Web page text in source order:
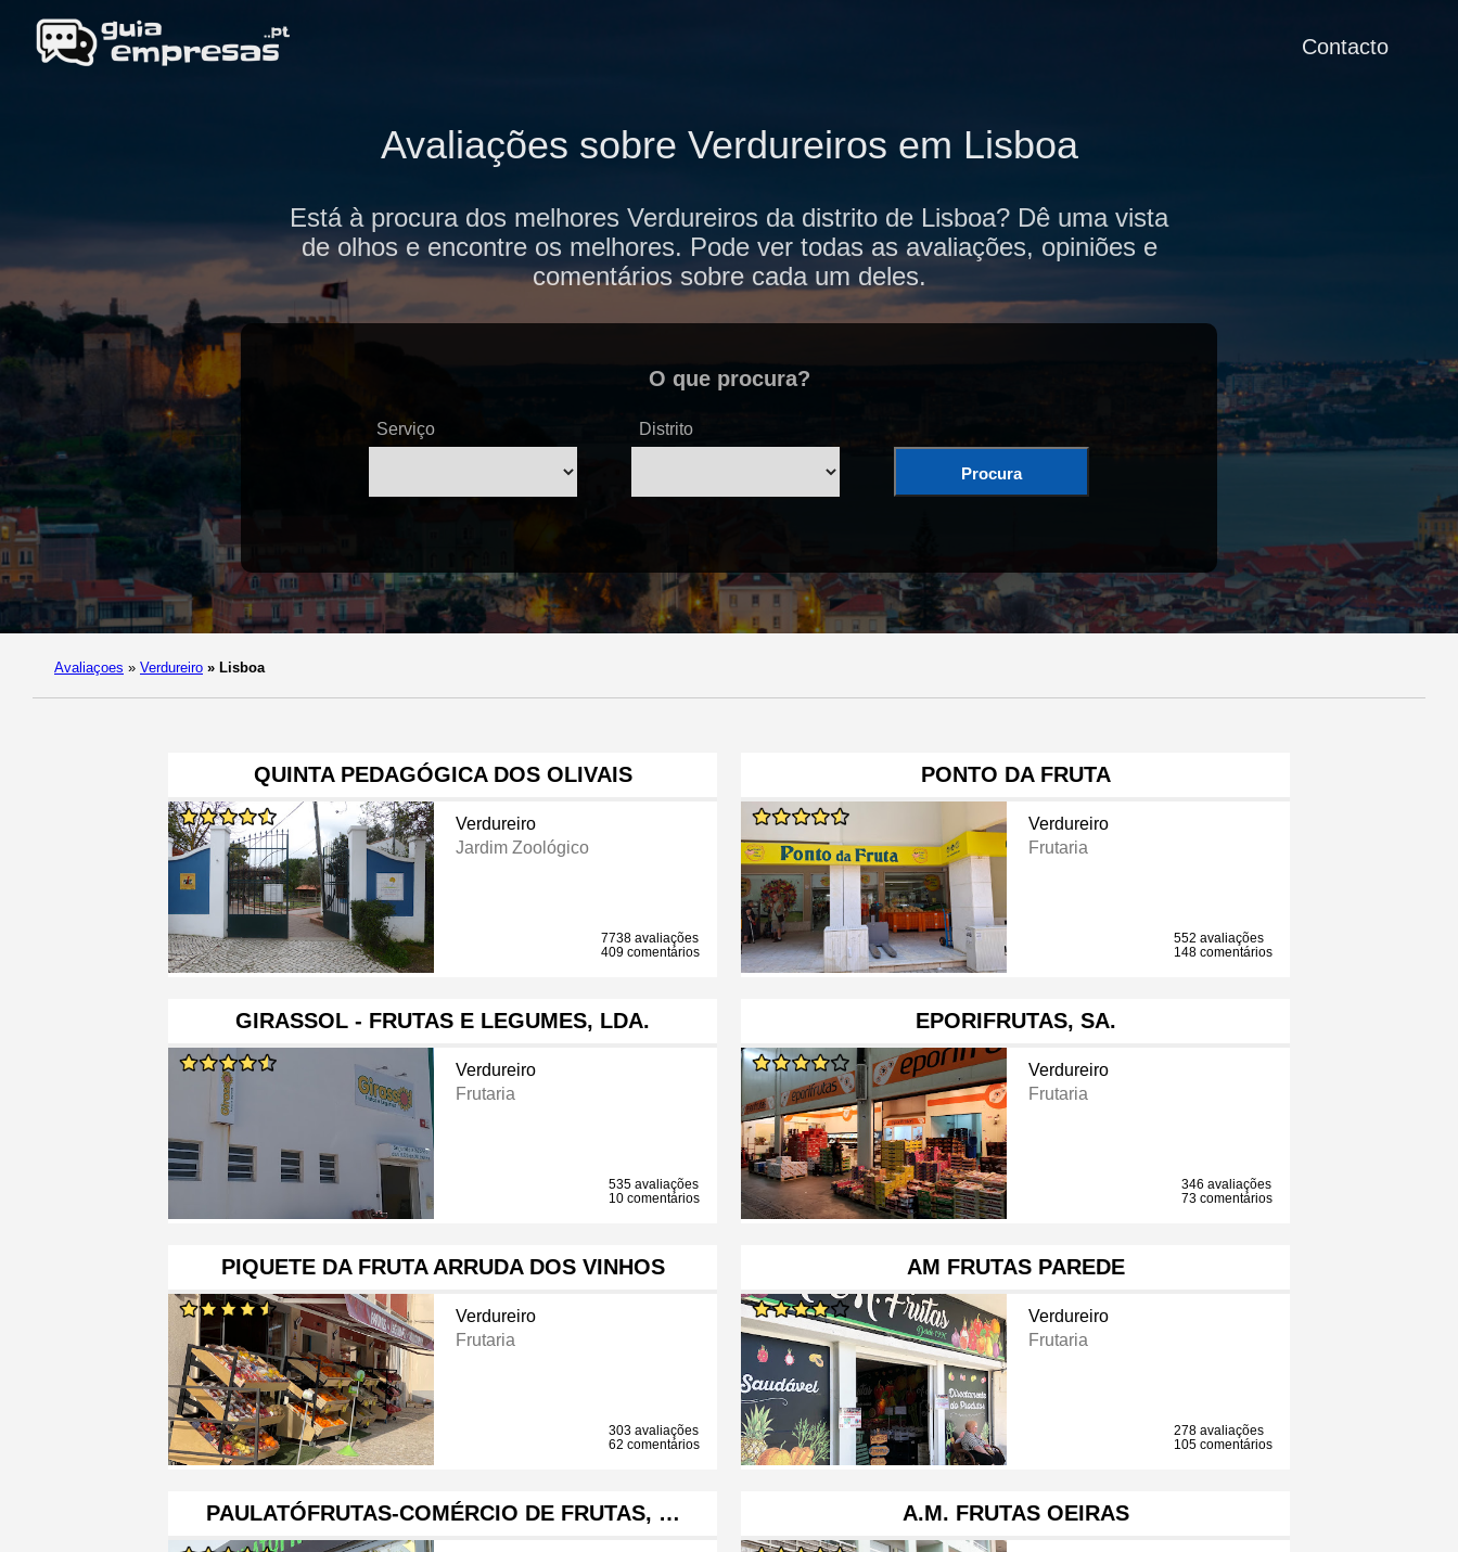
Contacto
Avaliações sobre Verdureiros em Lisboa
Está à procura dos melhores Verdureiros da distrito de Lisboa? Dê uma vista
de olhos e encontre os melhores. Pode ver todas as avaliações, opiniões e
comentários sobre cada um deles.
O que procura?
Serviço Distrito
Procura
Avaliaçoes » Verdureiro » Lisboa
QUINTA PEDAGÓGICA DOS OLIVAIS
Verdureiro
Jardim Zoológico
7738 avaliações
409 comentários
PONTO DA FRUTA
Verdureiro
Frutaria
552 avaliações
148 comentários
GIRASSOL - FRUTAS E LEGUMES, LDA.
Verdureiro
Frutaria
535 avaliações
10 comentários
EPORIFRUTAS, SA.
Verdureiro
Frutaria
346 avaliações
73 comentários
PIQUETE DA FRUTA ARRUDA DOS VINHOS
Verdureiro
Frutaria
303 avaliações
62 comentários
AM FRUTAS PAREDE
Verdureiro
Frutaria
278 avaliações
105 comentários
PAULATÓFRUTAS-COMÉRCIO DE FRUTAS, … A.M. FRUTAS OEIRAS